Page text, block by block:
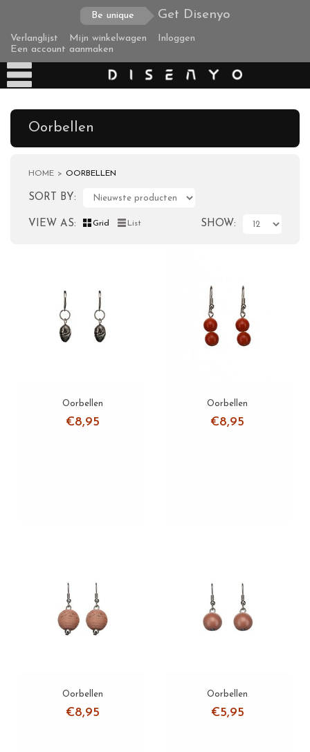
Be unique Get Disenyo
Verlanglijst Mijn winkelwagen
Inloggen
Een account aanmaken
Armbanden
Oorbel Mother of Pearl
Oorbellen
HOME OORBELLEN
SORT BY
VIEW AS Grid List SHOW
Oorbellen
€8,95
Oorbellen
€8,95
Oorbellen
€8,95
Oorbellen
€5,95